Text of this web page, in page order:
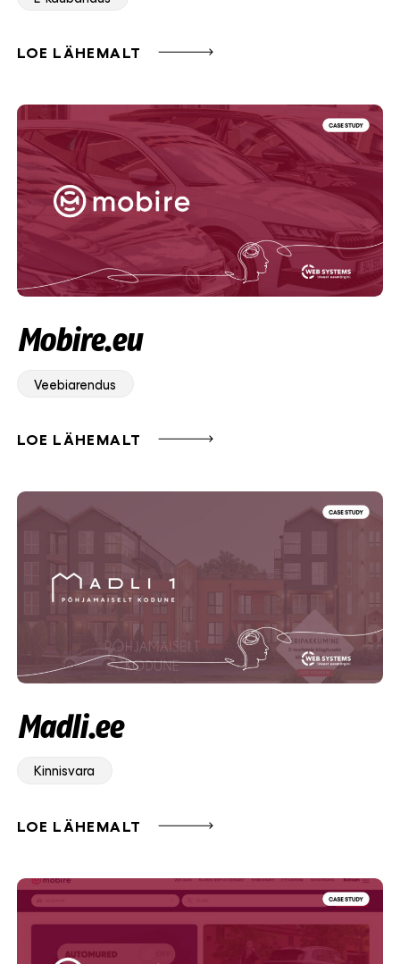
LOE LÄHEMALT
Mobire.eu
Veebiarendus
LOE LÄHEMALT
Madli.ee
Kinnisvara
LOE LÄHEMALT